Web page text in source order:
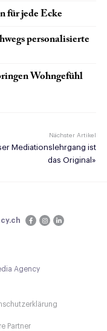
für jede Ecke
personalisierte
Wohngefühl
Nächster Artikel
Mediationslehrgang ist
das Original»
Agency
Partner